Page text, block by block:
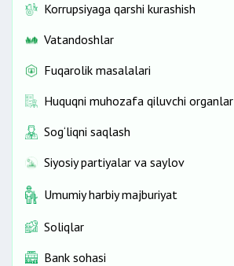
Korrupsiyaga qarshi kurashish
Vatandoshlar
Fuqarolik masalalari
Huquqni muhozafa qiluvchi organlar
Sog‘liqni saqlash
Siyosiy partiyalar va saylov
Umumiy harbiy majburiyat
Soliqlar
Bank sohasi